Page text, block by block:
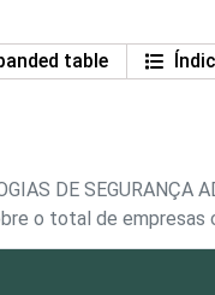
table
DE SEGURANÇA
o total de empresas